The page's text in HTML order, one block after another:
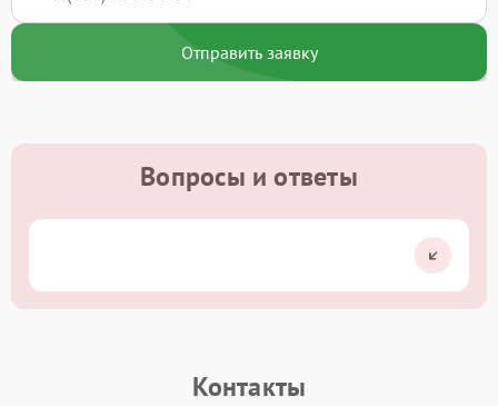
Отправить заявку
Вопросы и ответы
Контакты